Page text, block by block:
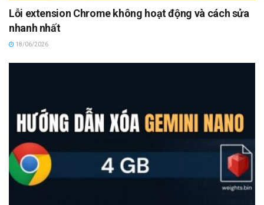
Lỗi extension Chrome không hoạt động và cách sửa
nhanh nhất
18/06/2026